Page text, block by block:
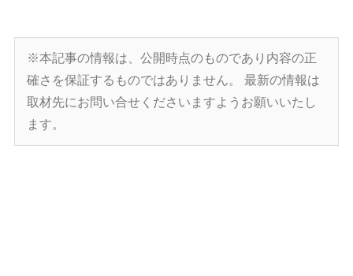
※本記事の情報は、公開時点のものであり内容の正
確さを保証するものではありません。
最新の情報は
取材先にお問い合せくださいますようお願いいたし
ます。